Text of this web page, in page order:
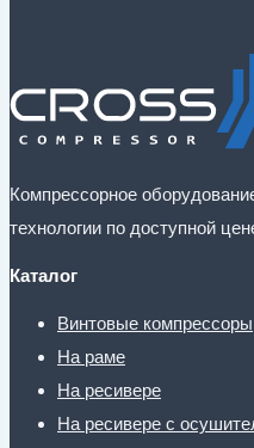
Компрессорное
технологии по доступной
Каталог
Винтовые компрессоры
На раме
На ресивере
На ресивере с